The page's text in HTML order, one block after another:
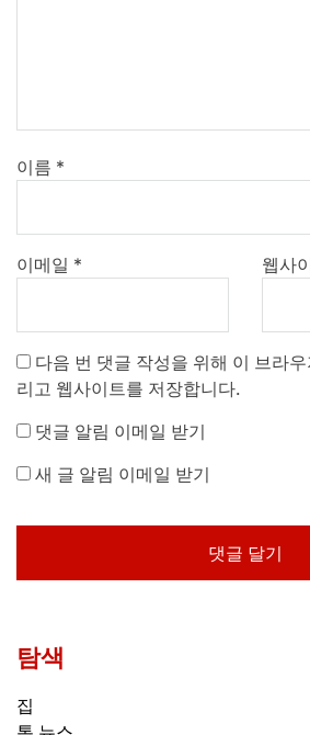
이름 *
이메일 * 웹사
다음 번 댓글 작성을 위해 이 브라
리고 웹사이트를 저장합니다.
댓글 알림 이메일 받기
새 글 알림 이메일 받기
탐색
집